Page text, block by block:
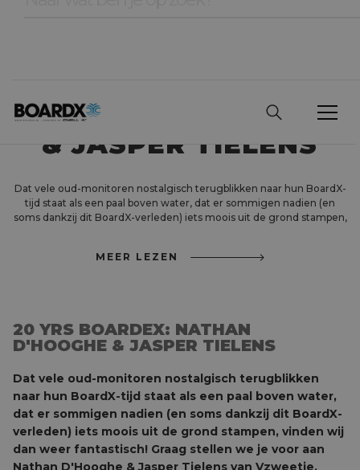
NATHAN D'HOOGHE
& JASPER TIELENS
Dat vele oud-monitoren nostalgisch terugblikken naar hun BoardX-
tijd staat als een paal boven water, dat er sommigen nadien (en
soms dankzij dit BoardX-verleden) iets moois uit de grond stampen,
MEER LEZEN
20 YRS BOARDEX: NATHAN
D'HOOGHE & JASPER TIELENS
Dat vele oud-monitoren nostalgisch terugblikken
naar hun BoardX-tijd staat als een paal boven water,
dat er sommigen nadien (en soms dankzij dit BoardX-
verleden) iets moois uit de grond stampen, vinden wij
dan weer fantastisch! Graag stellen we je voor aan
Nathan D'Hooghe & Jasper Tielens van Vzweetje.